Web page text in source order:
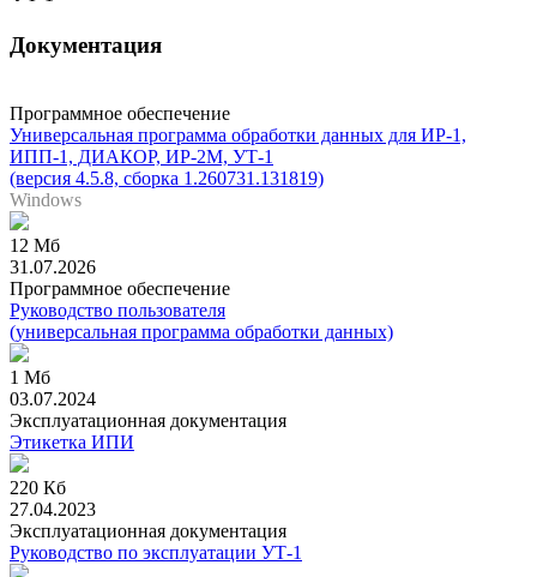
Документация
Программное обеспечение
Универсальная программа обработки данных для ИР-1,
ИПП-1, ДИАКОР, ИР-2М, УТ-1
(версия 4.5.8, сборка 1.260731.131819)
Windows
12 Мб
31.07.2026
Программное обеспечение
Руководство пользователя
(универсальная программа обработки данных)
1 Мб
03.07.2024
Эксплуатационная документация
Этикетка ИПИ
220 Кб
27.04.2023
Эксплуатационная документация
Руководство по эксплуатации УТ-1